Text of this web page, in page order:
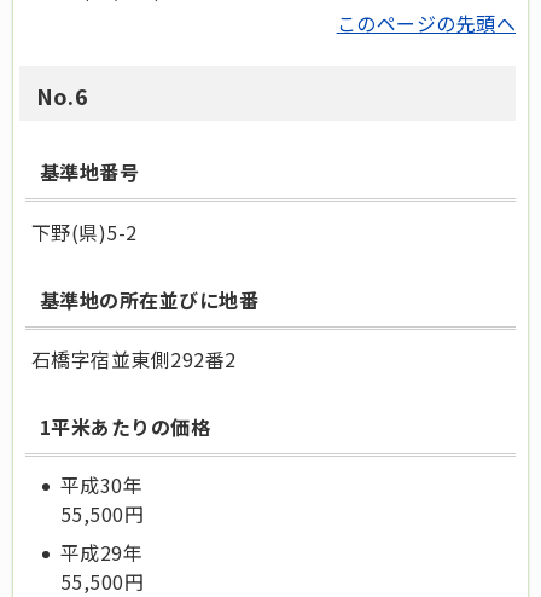
このページの先頭へ
No.6
基準地番号
下野(県)5-2
基準地の所在並びに地番
石橋字宿並東側292番2
1平米あたりの価格
平成30年
55,500円
平成29年
55,500円